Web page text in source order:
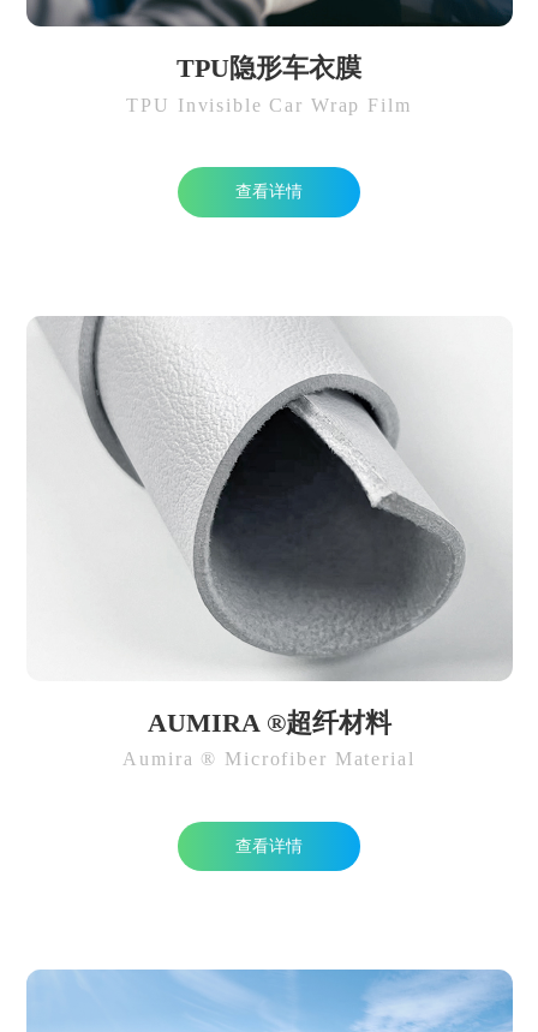
TPU隐形车衣膜
TPU Invisible Car Wrap Film
查看详情
AUMIRA ®超纤材料
Aumira ® Microfiber Material
查看详情